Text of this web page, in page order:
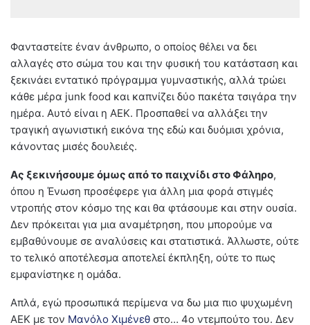
Φανταστείτε έναν άνθρωπο, ο οποίος θέλει να δει
αλλαγές στο σώμα του και την φυσική του κατάσταση και
ξεκινάει εντατικό πρόγραμμα γυμναστικής, αλλά τρώει
κάθε μέρα junk food και καπνίζει δύο πακέτα τσιγάρα την
ημέρα. Αυτό είναι η ΑΕΚ. Προσπαθεί να αλλάξει την
τραγική αγωνιστική εικόνα της εδώ και δυόμισι χρόνια,
κάνοντας μισές δουλειές.
Ας ξεκινήσουμε όμως από το παιχνίδι στο Φάληρο,
όπου η Ένωση προσέφερε για άλλη μια φορά στιγμές
ντροπής στον κόσμο της και θα φτάσουμε και στην ουσία.
Δεν πρόκειται για μια αναμέτρηση, που μπορούμε να
εμβαθύνουμε σε αναλύσεις και στατιστικά. Άλλωστε, ούτε
το τελικό αποτέλεσμα αποτελεί έκπληξη, ούτε το πως
εμφανίστηκε η ομάδα.
Απλά, εγώ προσωπικά περίμενα να δω μια πιο ψυχωμένη
ΑΕΚ με τον Μανόλο Χιμένεθ στο… 4ο ντεμπούτο του. Δεν